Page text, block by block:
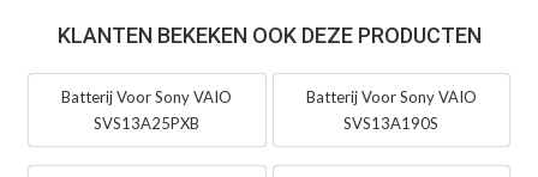
KLANTEN BEKEKEN OOK DEZE PRODUCTEN
Batterij Voor Sony VAIO
SVS13A25PXB
Batterij Voor Sony VAIO
SVS13A190S